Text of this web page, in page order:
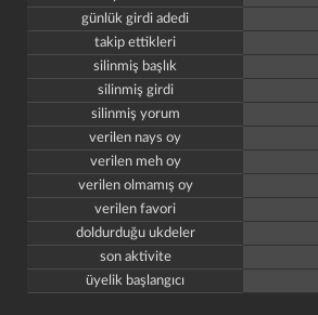
günlük girdi adedi
takip ettikleri
silinmiş başlık
silinmiş girdi
silinmiş yorum
verilen nays oy
verilen meh oy
verilen olmamış oy
verilen favori
doldurduğu ukdeler
son aktivite
üyelik başlangıcı